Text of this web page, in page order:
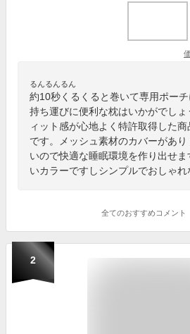
るんるんるん
約10秒くるくると巻いて専用ポー
持ち運びに便利な枕はいかがでし
ィット感が心地よく特許取得した
です。メッシュ素材のカバーがあ
いので快適な睡眠環境を作り出せま
いカラーですしシンプルでおしゃ
全てのおすすめコメント
2